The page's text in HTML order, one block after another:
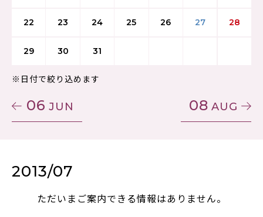
06 JUN
22 23 24 25 26 27 28
29 30 31
※日付で絞り込めます
08 AUG
2013/07
ただいまご案内できる情報はありません。